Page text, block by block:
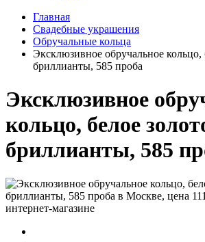
Главная
Свадебные украшения
Обручальные кольца
Эксклюзивное обручальное кольцо,
бриллианты, 585 проба
Эксклюзивное
кольцо, белое
бриллианты, 585